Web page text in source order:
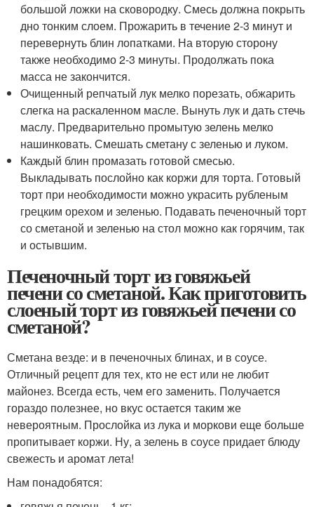
большой ложки на сковородку. Смесь должна покрыть
дно тонким слоем. Прожарить в течение 2-3 минут и
перевернуть блин лопатками. На вторую сторону
также необходимо 2-3 минуты. Продолжать пока
масса не закончится.
Очищенный репчатый лук мелко порезать, обжарить
слегка на раскаленном масле. Вынуть лук и дать стечь
маслу. Предварительно промытую зелень мелко
нашинковать. Смешать сметану с зеленью и луком.
Каждый блин промазать готовой смесью.
Выкладывать послойно как коржи для торта. Готовый
торт при необходимости можно украсить рубленым
грецким орехом и зеленью. Подавать печеночный торт
со сметаной и зеленью на стол можно как горячим, так
и остывшим.
Печеночный торт из говяжьей
печени со сметаной. Как приготовить
слоеный торт из говяжьей печени со
сметаной?
Сметана везде: и в печеночных блинах, и в соусе.
Отличный рецепт для тех, кто не ест или не любит
майонез. Всегда есть, чем его заменить. Получается
гораздо полезнее, но вкус остается таким же
невероятным. Прослойка из лука и моркови еще больше
пропитывает коржи. Ну, а зелень в соусе придает блюду
свежесть и аромат лета!
Нам понадобятся: